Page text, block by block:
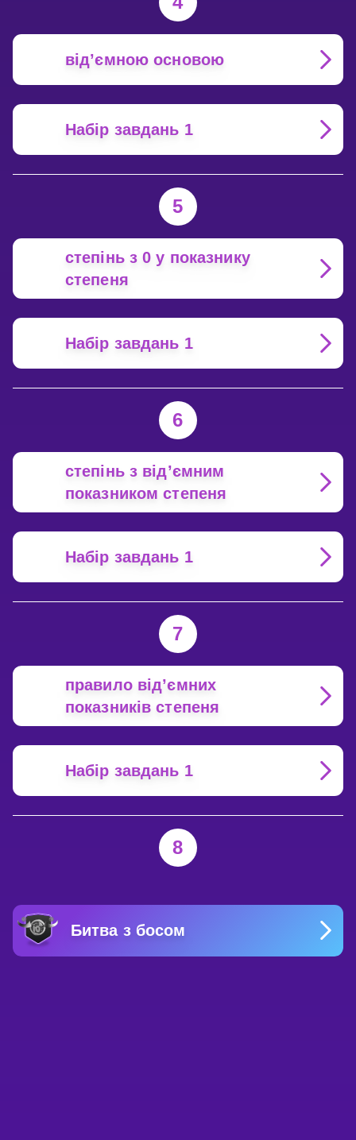
від’ємною основою
Набір завдань 1
5
степінь з 0 у показнику
степеня
Набір завдань 1
6
степінь з від’ємним
показником степеня
Набір завдань 1
7
правило від’ємних
показників степеня
Набір завдань 1
8
Битва з босом